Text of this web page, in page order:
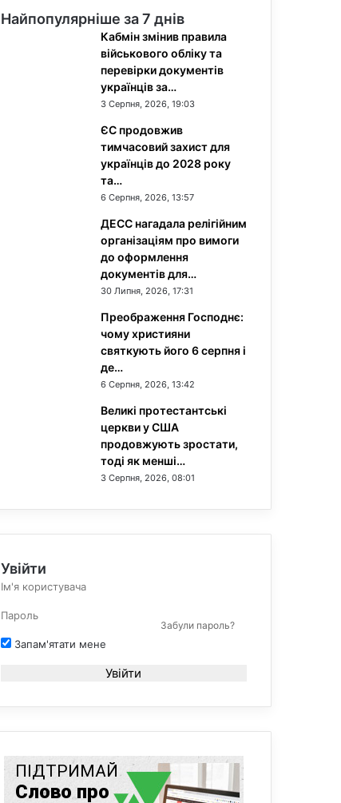
Найпопулярніше за 7 днів
Кабмін змінив правила
військового обліку та
перевірки документів
українців за…
3 Серпня, 2026, 19:03
ЄС продовжив
тимчасовий захист для
українців до 2028 року
та…
6 Серпня, 2026, 13:57
ДЕСС нагадала релігійним
організаціям про вимоги
до оформлення
документів для…
30 Липня, 2026, 17:31
Преображення Господнє:
чому християни
святкують його 6 серпня і
де…
6 Серпня, 2026, 13:42
Великі протестантські
церкви у США
продовжують зростати,
тоді як менші…
3 Серпня, 2026, 08:01
Увійти
Забули пароль?
Запам'ятати мене
Увійти